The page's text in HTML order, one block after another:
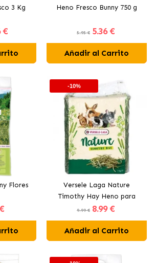
3 Kg
€
Heno Fresco Bunny 750 g
5.95 € 5.36 €
Añadir al Carrito
Flores
-10%
Versele Laga Nature
Timothy Hay Heno para
Pequeños Mamíferos
9.99 € 8.99 €
Añadir al Carrito